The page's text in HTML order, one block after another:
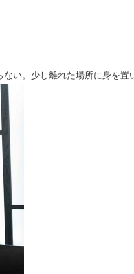
い。少し離れた場所に身を